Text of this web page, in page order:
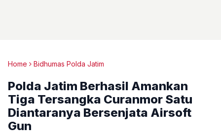
Home Bidhumas Polda Jatim
Polda Jatim Berhasil Amankan
Tiga Tersangka Curanmor Satu
Diantaranya Bersenjata Airsoft
Gun